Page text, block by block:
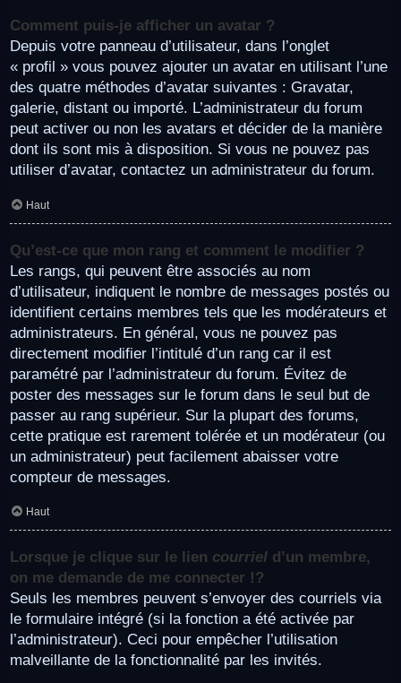
Comment puis-je afficher un avatar ?
Depuis votre panneau d’utilisateur, dans l’onglet
« profil » vous pouvez ajouter un avatar en utilisant l’une
des quatre méthodes d’avatar suivantes : Gravatar,
galerie, distant ou importé. L’administrateur du forum
peut activer ou non les avatars et décider de la manière
dont ils sont mis à disposition. Si vous ne pouvez pas
utiliser d’avatar, contactez un administrateur du forum.
Haut
Qu’est-ce que mon rang et comment le modifier ?
Les rangs, qui peuvent être associés au nom
d’utilisateur, indiquent le nombre de messages postés ou
identifient certains membres tels que les modérateurs et
administrateurs. En général, vous ne pouvez pas
directement modifier l’intitulé d’un rang car il est
paramétré par l’administrateur du forum. Évitez de
poster des messages sur le forum dans le seul but de
passer au rang supérieur. Sur la plupart des forums,
cette pratique est rarement tolérée et un modérateur (ou
un administrateur) peut facilement abaisser votre
compteur de messages.
Haut
Lorsque je clique sur le lien courriel d’un membre,
on me demande de me connecter !?
Seuls les membres peuvent s’envoyer des courriels via
le formulaire intégré (si la fonction a été activée par
l’administrateur). Ceci pour empêcher l’utilisation
malveillante de la fonctionnalité par les invités.